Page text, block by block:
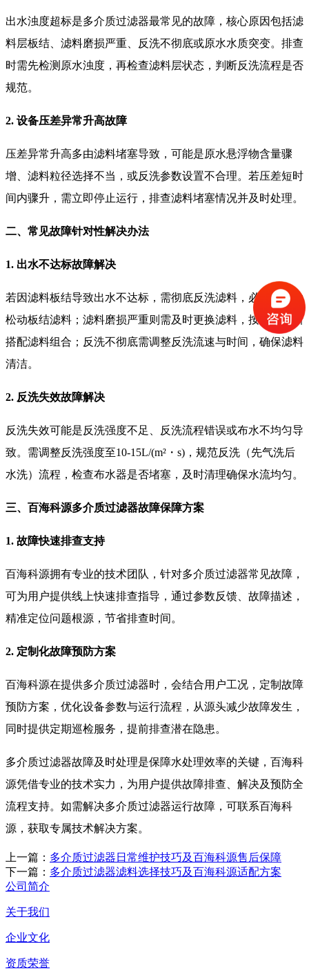
出水浊度超标是多介质过滤器最常见的故障，核心原因包括滤
料层板结、滤料磨损严重、反洗不彻底或原水水质突变。排查
时需先检测原水浊度，再检查滤料层状态，判断反洗流程是否
规范。
2. 设备压差异常升高故障
压差异常升高多由滤料堵塞导致，可能是原水悬浮物含量骤
增、滤料粒径选择不当，或反洗参数设置不合理。若压差短时
间内骤升，需立即停止运行，排查滤料堵塞情况并及时处理。
二、常见故障针对性解决办法
1. 出水不达标故障解决
若因滤料板结导致出水不达标，需彻底反洗滤料，必要时手动
松动板结滤料；滤料磨损严重则需及时更换滤料，按工况重新
搭配滤料组合；反洗不彻底需调整反洗流速与时间，确保滤料
清洁。
2. 反洗失效故障解决
反洗失效可能是反洗强度不足、反洗流程错误或布水不均匀导
致。需调整反洗强度至10-15L/(m²・s)，规范反洗（先气洗后
水洗）流程，检查布水器是否堵塞，及时清理确保水流均匀。
三、百海科源多介质过滤器故障保障方案
1. 故障快速排查支持
百海科源拥有专业的技术团队，针对多介质过滤器常见故障，
可为用户提供线上快速排查指导，通过参数反馈、故障描述，
精准定位问题根源，节省排查时间。
2. 定制化故障预防方案
百海科源在提供多介质过滤器时，会结合用户工况，定制故障
预防方案，优化设备参数与运行流程，从源头减少故障发生，
同时提供定期巡检服务，提前排查潜在隐患。
多介质过滤器故障及时处理是保障水处理效率的关键，百海科
源凭借专业的技术实力，为用户提供故障排查、解决及预防全
流程支持。如需解决多介质过滤器运行故障，可联系百海科
源，获取专属技术解决方案。
上一篇： 多介质过滤器日常维护技巧及百海科源售后保障
下一篇： 多介质过滤器滤料选择技巧及百海科源适配方案
公司简介
关于我们
企业文化
资质荣誉